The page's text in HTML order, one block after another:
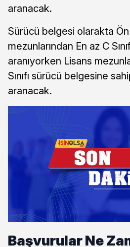
aranacak.
Sürücü belgesi olarakta
mezunlarından En az C
aranıyorken Lisans
Sınıfı sürücü belgesine
aranacak.
Başvurular Ne